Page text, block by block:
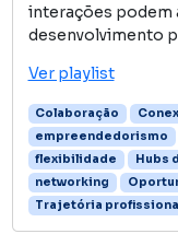
interações podem
desenvolvimento
Ver playlist
Colaboração
empreendedorismo
flexibilidade
Hubs
networking
Trajetória